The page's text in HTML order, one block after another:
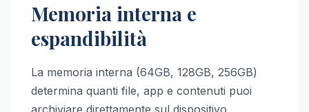
Memoria interna e
espandibilità
La memoria interna (64GB, 128GB, 256GB)
determina quanti file, app e contenuti puoi